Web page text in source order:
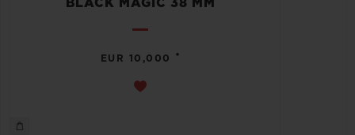
BLACK MAGIC 38 MM
EUR 10,000 •